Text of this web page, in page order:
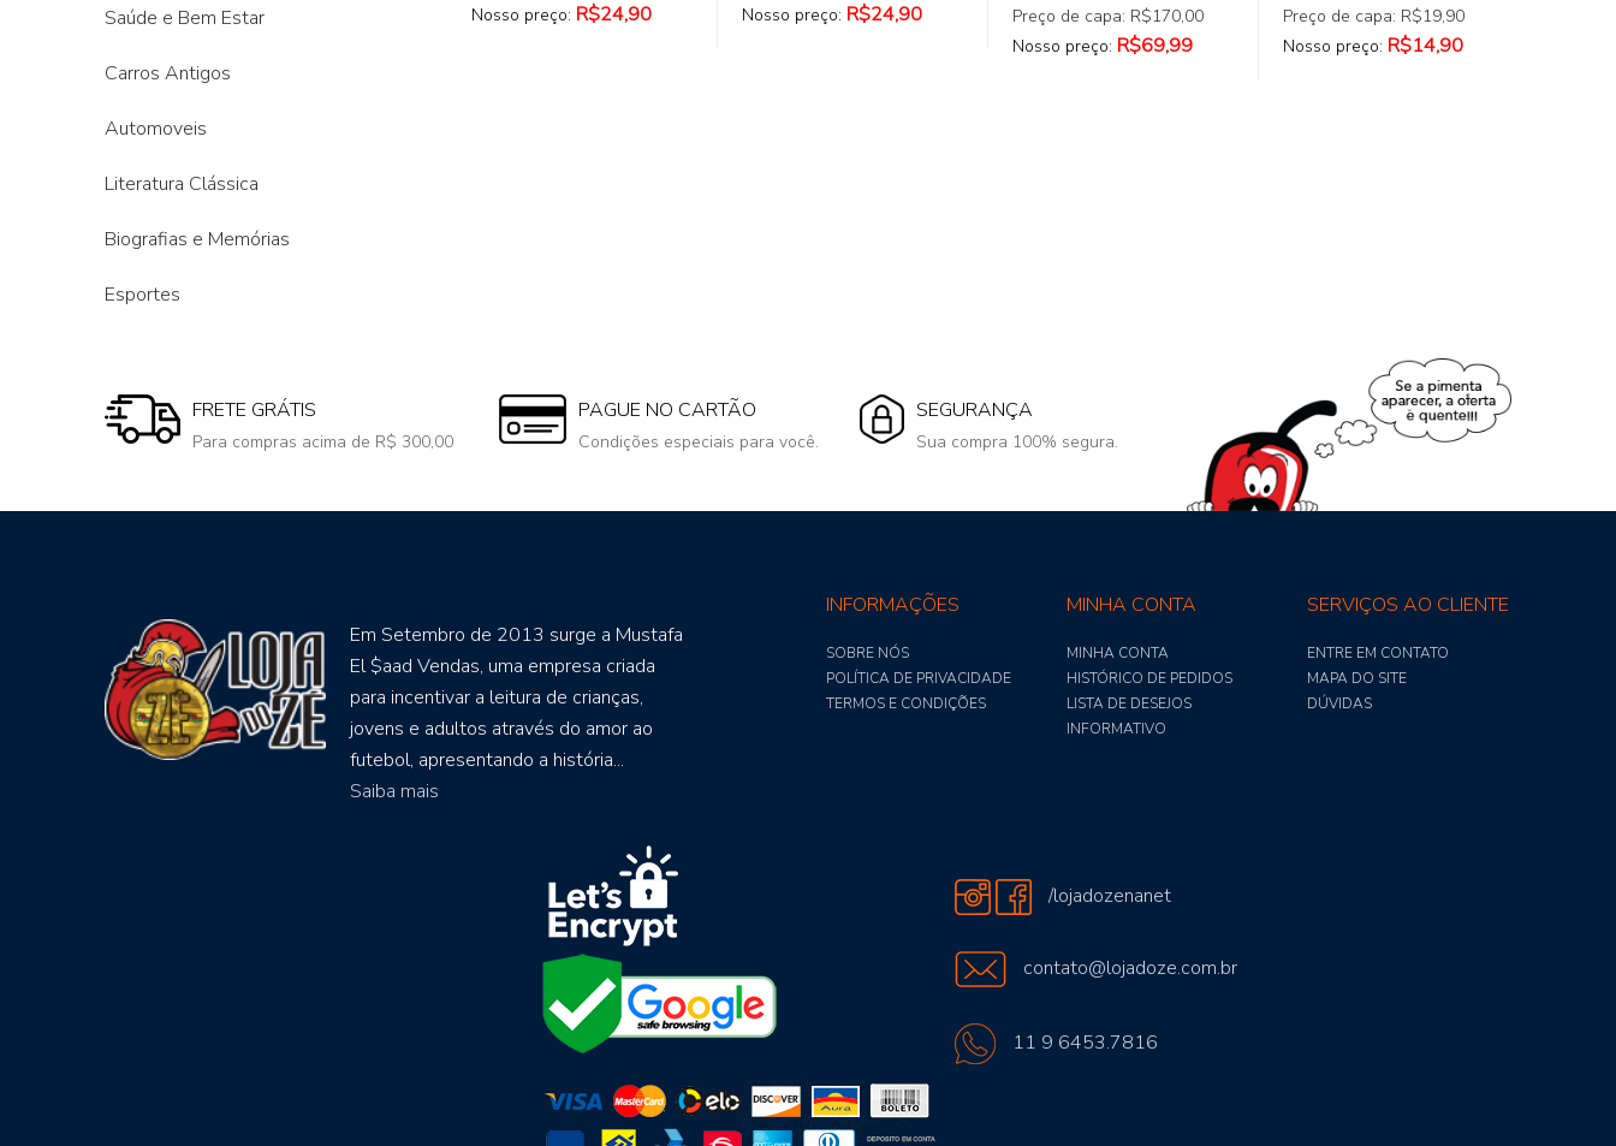
Saúde e Bem Estar
Carros Antigos
Automoveis
Literatura Clássica
Biografias e Memórias
Esportes
Nosso preço: R$24,90
Nosso preço: R$24,90
Preço de capa: R$170,00
Nosso preço: R$69,99
Preço de capa: R$19,90
Nosso preço: R$14,90
FRETE GRÁTIS
Para compras acima de R$ 300,00
PAGUE NO CARTÃO
Condições especiais para você.
SEGURANÇA
Sua compra 100% segura.
Em Setembro de 2013 surge a Mustafa
El $aad Vendas, uma empresa criada
para incentivar a leitura de crianças,
jovens e adultos através do amor ao
futebol, apresentando a história...
Saiba mais
INFORMAÇÕES
SOBRE NÓS
POLÍTICA DE PRIVACIDADE
TERMOS E CONDIÇÕES
MINHA CONTA
MINHA CONTA
HISTÓRICO DE PEDIDOS
LISTA DE DESEJOS
INFORMATIVO
SERVIÇOS AO CLIENTE
ENTRE EM CONTATO
MAPA DO SITE
DÚVIDAS
/lojadozenanet
contato@lojadoze.com.br
11 9 6453.7816